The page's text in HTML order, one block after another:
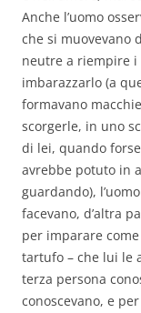
Anche l’uomo
che si muovevano
neutre a riempire
imbarazzarlo (a
formavano
scorgerle, in uno
di lei, quando
avrebbe potuto in
guardando),
facevano, d’altra
per imparare
tartufo – che lui le
terza persona
conoscevano, e